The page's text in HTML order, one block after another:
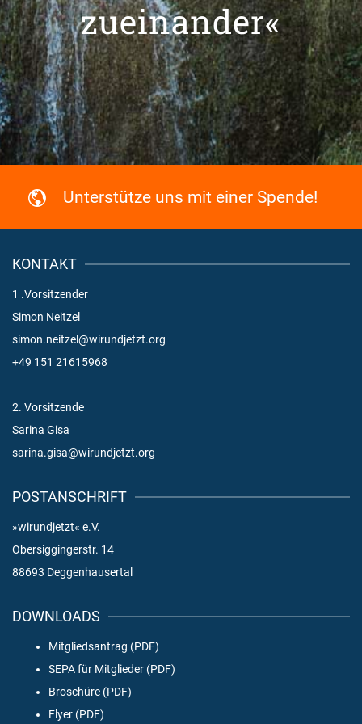
zueinander«
Unterstütze uns mit einer Spende!
KONTAKT
1 .Vorsitzender
Simon Neitzel
simon.neitzel@wirundjetzt.org
+49 151 21615968
2. Vorsitzende
Sarina Gisa
sarina.gisa@wirundjetzt.org
POSTANSCHRIFT
»wirundjetzt« e.V.
Obersiggingerstr. 14
88693 Deggenhausertal
DOWNLOADS
Mitgliedsantrag (PDF)
SEPA für Mitglieder (PDF)
Broschüre (PDF)
Flyer (PDF)